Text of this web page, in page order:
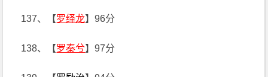
137、【罗绎龙】96分
138、【罗秦兮】97分